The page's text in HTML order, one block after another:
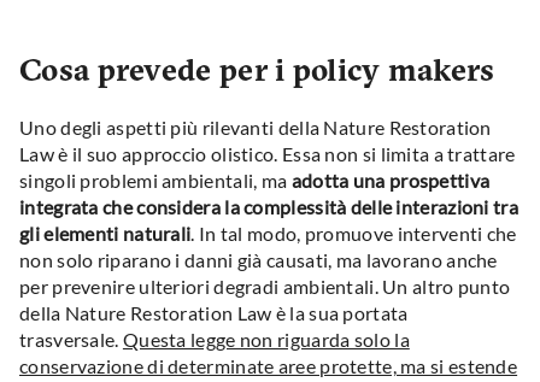
Cosa prevede per i policy makers
Uno degli aspetti più rilevanti della Nature Restoration
Law è il suo approccio olistico. Essa non si limita a trattare
singoli problemi ambientali, ma adotta una prospettiva
integrata che considera la complessità delle interazioni tra
gli elementi naturali. In tal modo, promuove interventi che
non solo riparano i danni già causati, ma lavorano anche
per prevenire ulteriori degradi ambientali. Un altro punto
della Nature Restoration Law è la sua portata
trasversale. Questa legge non riguarda solo la
conservazione di determinate aree protette, ma si estende